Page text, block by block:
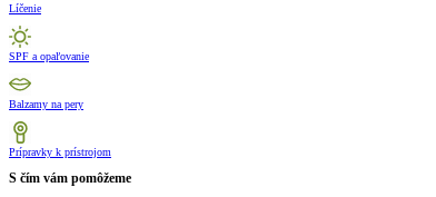
Líčenie
SPF a opaľovanie
Balzamy na pery
Prípravky k prístrojom
S čím vám pomôžeme